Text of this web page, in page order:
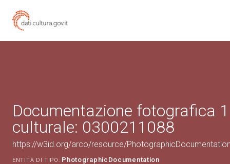
Documentazione fotografica
culturale: 0300211088
https://w3id.org/arco/resource/
ENTITÀ DI TIPO: PhotographicDocumentation